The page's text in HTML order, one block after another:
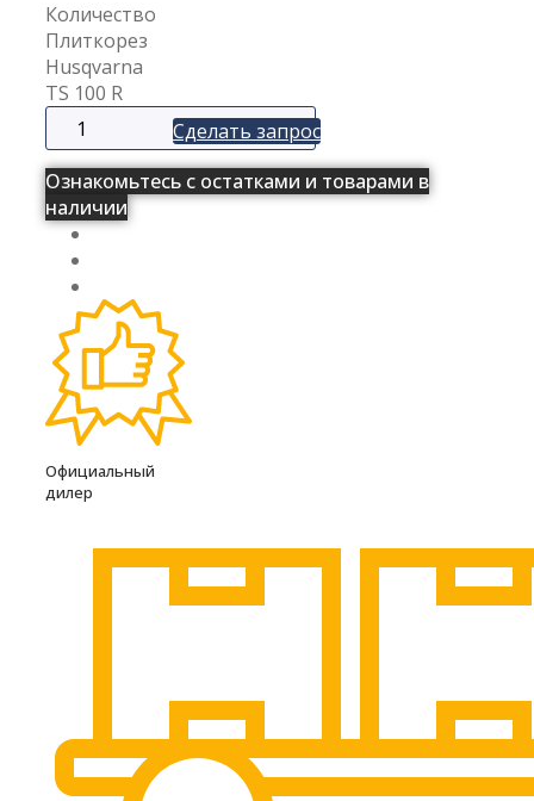
Бренд
Количество
Плиткорез
Husqvarna
ТS 100 R
Сделать запрос
Ознакомьтесь с остатками и товарами в
наличии
Официальный
дилер